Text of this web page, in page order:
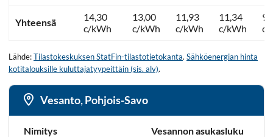
Yhteensä
14,30
c/kWh
13,00
c/kWh
11,93
c/kWh
11,34
c/kWh
c/
Lähde:Tilastokeskuksen StatFin-tilastotietokanta. Sähköenergian hinta
kotitalouksille kuluttajatyypeittäin (sis. alv).
Vesanto, Pohjois-Savo
Nimitys
Vesannon asukasluku